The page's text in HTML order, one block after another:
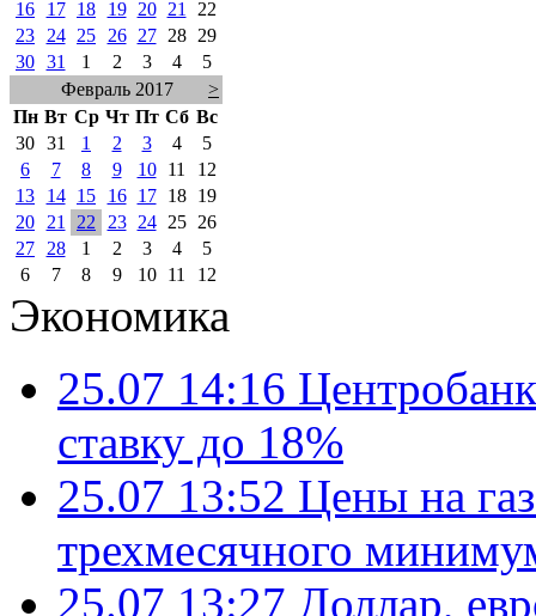
16
17 18 19 20 21
22
23
24 25 26 27 28
29
30 31 1 2 3 4
5
Февраль 2017
>
Пн Вт Ср Чт Пт Сб Вс
30 31 1 2 3 4
5
6
7 8 9 10 11
12
13
14 15 16 17 18
19
20
21 22 23 24 25
26
27
28 1 2 3 4
5
6
7 8 9 10 11 12
Экономика
25.07 14:16
ставку до 18%
25.07 13:52 Цены на
трехмесячного
25.07 13:27 Доллар,